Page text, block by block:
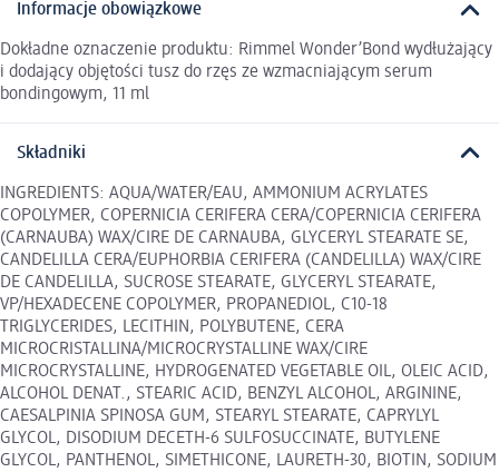
Informacje obowiązkowe
Dokładne oznaczenie produktu: Rimmel Wonder’Bond wydłużający
i dodający objętości tusz do rzęs ze wzmacniającym serum
bondingowym, 11 ml
Składniki
INGREDIENTS: AQUA/WATER/EAU, AMMONIUM ACRYLATES
COPOLYMER, COPERNICIA CERIFERA CERA/COPERNICIA CERIFERA
(CARNAUBA) WAX/CIRE DE CARNAUBA, GLYCERYL STEARATE SE,
CANDELILLA CERA/EUPHORBIA CERIFERA (CANDELILLA) WAX/CIRE
DE CANDELILLA, SUCROSE STEARATE, GLYCERYL STEARATE,
VP/HEXADECENE COPOLYMER, PROPANEDIOL, C10-18
TRIGLYCERIDES, LECITHIN, POLYBUTENE, CERA
MICROCRISTALLINA/MICROCRYSTALLINE WAX/CIRE
MICROCRYSTALLINE, HYDROGENATED VEGETABLE OIL, OLEIC ACID,
ALCOHOL DENAT., STEARIC ACID, BENZYL ALCOHOL, ARGININE,
CAESALPINIA SPINOSA GUM, STEARYL STEARATE, CAPRYLYL
GLYCOL, DISODIUM DECETH-6 SULFOSUCCINATE, BUTYLENE
GLYCOL, PANTHENOL, SIMETHICONE, LAURETH-30, BIOTIN, SODIUM